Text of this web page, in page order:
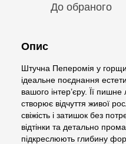
До обраного
Опис
Штучна Пеперомія у
ідеальне поєднання
вашого інтер’єру. Її
створює відчуття живої
свіжість і затишок без
відтінки та детально
підкреслюють глибину